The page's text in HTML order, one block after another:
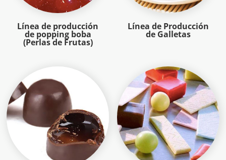
Línea de producción
de popping boba
(Perlas de Frutas)
Línea de Producción
de Galletas